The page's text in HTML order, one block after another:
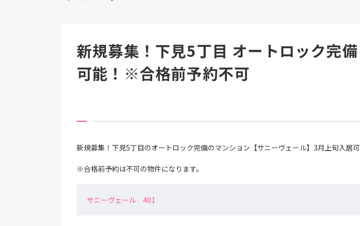
新規募集！下見5丁目 オートロック完
可能！※合格前予約不可
新規募集！下見5丁目のオートロック完備のマンション【サニーヴェール】3月上旬入居
※合格前予約は不可の物件になります。
サニーヴェール 401